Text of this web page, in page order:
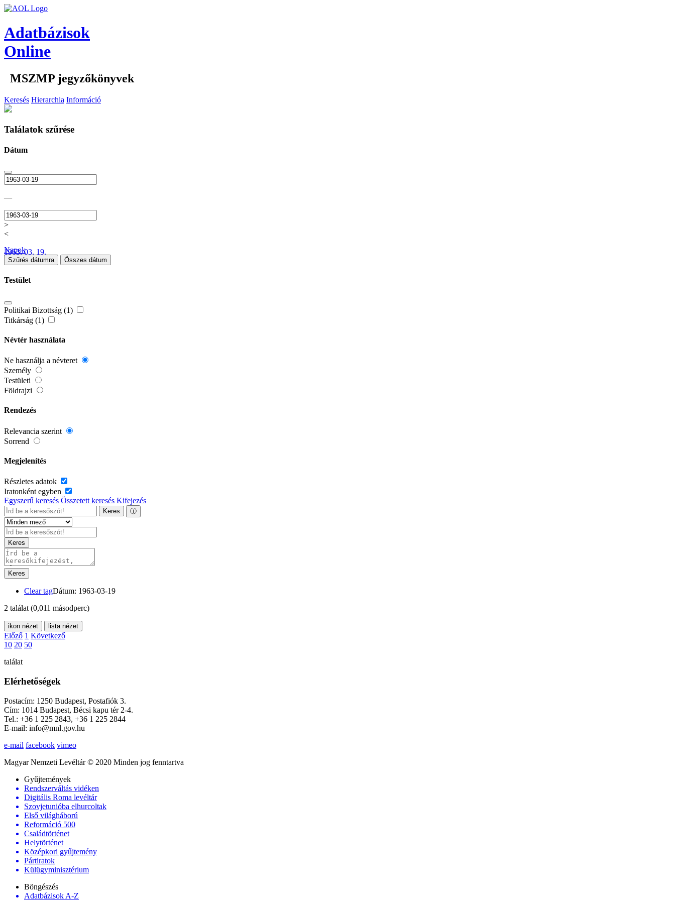
Adatbázisok
Online
MSZMP jegyzőkönyvek
Keresés Hierarchia Információ
Találatok szűrése
Dátum
—
>
<
1963. 03. 19.
Napok
Szűrés dátumra Összes dátum
Testület
Politikai Bizottság (1)
Titkárság (1)
Névtér használata
Ne használja a névteret
Személy
Testületi
Földrajzi
Rendezés
Relevancia szerint
Sorrend
Megjelenítés
Részletes adatok
Iratonként egyben
Egyszerű keresés Összetett keresés Kifejezés
Keres ⓘ
Keres
Keres
Clear tagDátum: 1963-03-19
2 találat (0,011 másodperc)
ikon nézet lista nézet
Előző 1 Következő
10 20 50
találat
Elérhetőségek
Postacím: 1250 Budapest, Postafiók 3.
Cím: 1014 Budapest, Bécsi kapu tér 2-4.
Tel.: +36 1 225 2843, +36 1 225 2844
E-mail: info@mnl.gov.hu
e-mail facebook vimeo
Magyar Nemzeti Levéltár © 2020 Minden jog fenntartva
Gyűjtemények
Rendszerváltás vidéken
Digitális Roma levéltár
Szovjetunióba elhurcoltak
Első világháború
Reformáció 500
Családtörténet
Helytörténet
Középkori gyűjtemény
Pártiratok
Külügyminisztérium
Böngészés
Adatbázisok A-Z